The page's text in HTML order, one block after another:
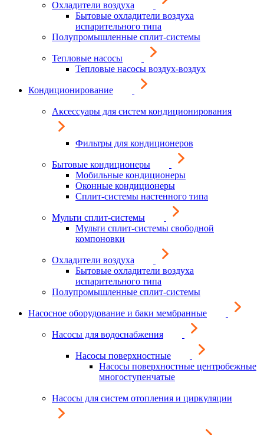
Охладители воздуха
Бытовые охладители воздуха
испарительного типа
Полупромышленные сплит-системы
Тепловые насосы
Тепловые насосы воздух-воздух
Кондиционирование
Аксессуары для систем кондиционирования
Фильтры для кондиционеров
Бытовые кондиционеры
Мобильные кондиционеры
Оконные кондиционеры
Сплит-системы настенного типа
Мульти сплит-системы
Мульти сплит-системы свободной
компоновки
Охладители воздуха
Бытовые охладители воздуха
испарительного типа
Полупромышленные сплит-системы
Насосное оборудование и баки мембранные
Насосы для водоснабжения
Насосы поверхностные
Насосы поверхностные центробежные
многоступенчатые
Насосы для систем отопления и циркуляции